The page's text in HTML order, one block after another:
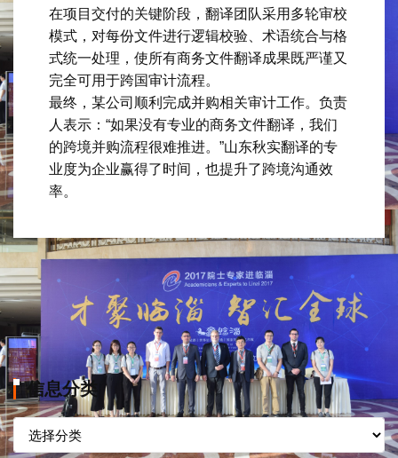
在项目交付的关键阶段，翻译团队采用多轮审校
模式，对每份文件进行逻辑校验、术语统合与格
式统一处理，使所有商务文件翻译成果既严谨又
完全可用于跨国审计流程。
最终，某公司顺利完成并购相关审计工作。负责
人表示：“如果没有专业的商务文件翻译，我们
的跨境并购流程很难推进。”山东秋实翻译的专
业度为企业赢得了时间，也提升了跨境沟通效
率。
信息分类
信
息